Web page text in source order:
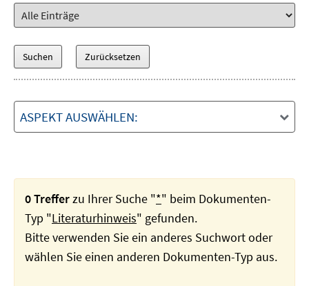
ASPEKT AUSWÄHLEN:
0 Trefferzu Ihrer Suche "*" beim Dokumenten-
Typ "Literaturhinweis" gefunden.
Bitte verwenden Sie ein anderes Suchwort oder
wählen Sie einen anderen Dokumenten-Typ aus.